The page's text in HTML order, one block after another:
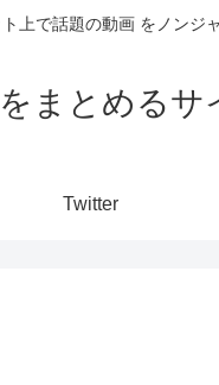
上で話題の動画 をノンジ
まとめるサ
Twitter